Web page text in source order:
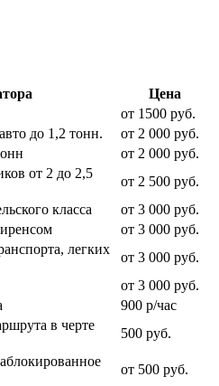
Цена
от 1500 руб.
до 1,2 тонн.
от 2 000 руб.
от 2 000 руб.
от 2 до 2,5
от 2 500 руб.
класса
от 3 000 руб.
от 3 000 руб.
легких
от 3 000 руб.
от 3 000 руб.
900 р/час
в черте
500 руб.
от 500 руб.